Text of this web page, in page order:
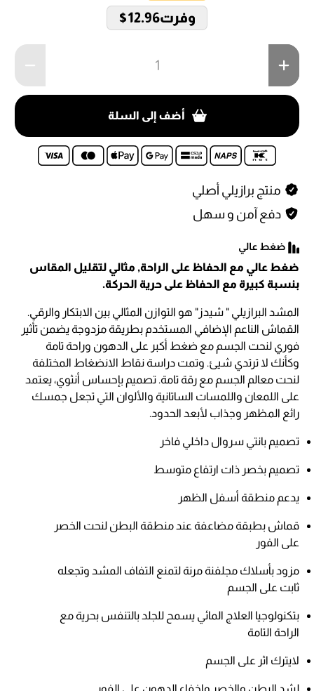
وفرت$12.96
الكمية
أضف إلى السلة
منتج برازيلي أصلي
دفع آمن و سهل
ضغط عالي مع الحفاظ على الراحة, مثالي لتقليل المقاس
بنسبة كبيرة مع الحفاظ على حرية الحركة.
المشد البرازيلي " شيدز" هو التوازن المثالي بين الابتكار والرقي.
القماش الناعم الإضافي المستخدم بطريقة مزدوجة يضمن تأثير
فوري لنحت الجسم مع ضغط أكبر على الدهون وراحة تامة
وكأنك لا ترتدي شيئ. وتمت دراسة نقاط الانضغاط المختلفة
لنحت معالم الجسم مع رقة تامة. تصميم بإحساس أنثوي، يعتمد
على اللمعان واللمسات الساتانية والألوان التي تجعل جمسك
رائع المظهر وجذاب لأبعد الحدود.
تصميم بانتي سروال داخلي فاخر
تصميم بخصر ذات ارتفاع متوسط
يدعم منطقة أسفل الظهر
قماش بطبقة مضاعفة عند منطقة البطن لنحت الخصر
على الفور
مزود بأسلاك مجلفنة مرنة لتمنع التفاف المشد وتجعله
ثابت على الجسم
بتكنولوجيا العلاج المائي يسمح للجلد بالتنفس بحرية مع
الراحة التامة
لايترك اثر على الجسم
لشد البطن والخصر واخفاء الدهون على الفور